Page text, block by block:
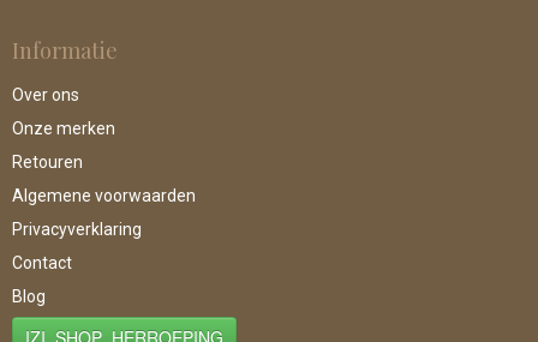
Informatie
Over ons
Onze merken
Retouren
Algemene voorwaarden
Privacyverklaring
Contact
Blog
IZI_SHOP_HERROEPING